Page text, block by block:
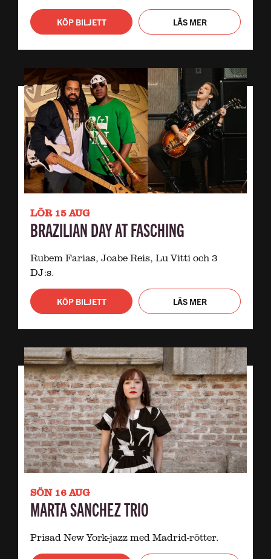
KÖP BILJETT LÄS MER
LÖR 15 AUG
BRAZILIAN DAY AT FASCHING
Rubem Farias, Joabe Reis, Lu Vitti och 3
DJ:s.
KÖP BILJETT LÄS MER
SÖN 16 AUG
MARTA SANCHEZ TRIO
Prisad New York-jazz med Madrid-rötter.